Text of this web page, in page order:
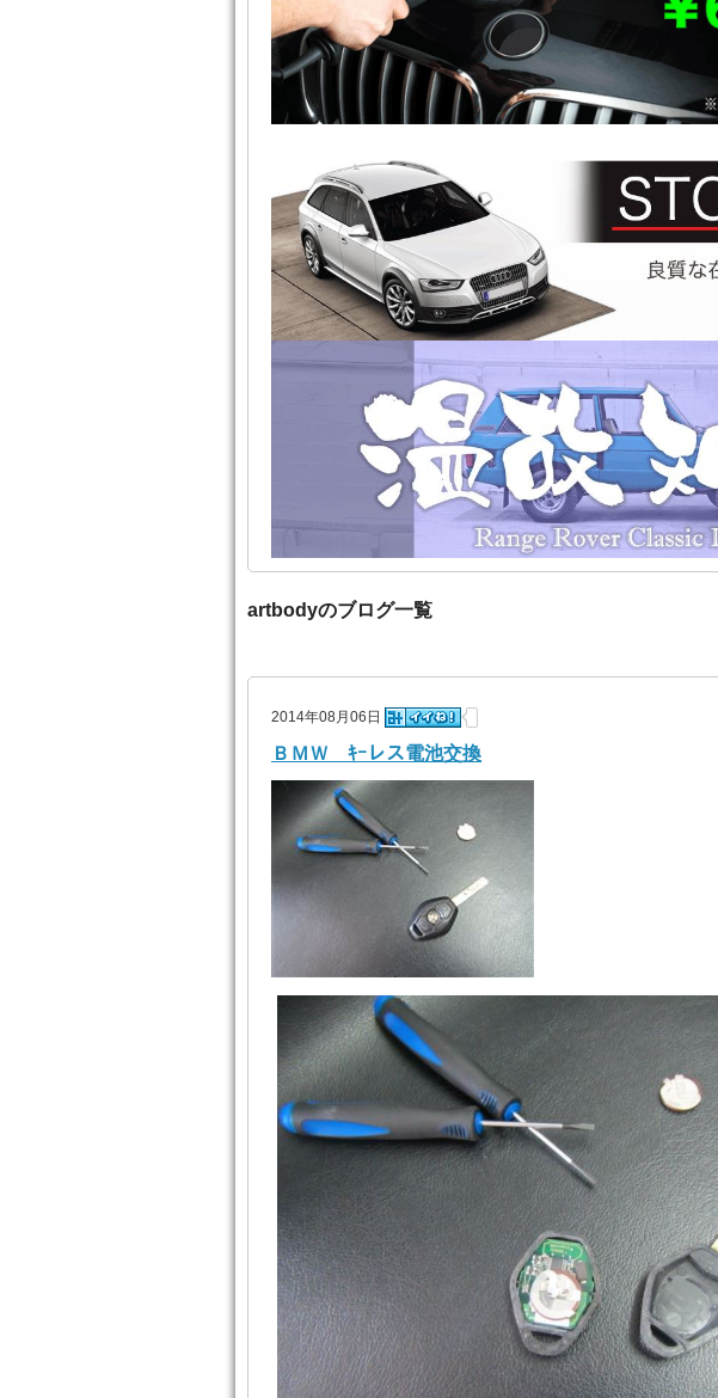
artbodyのブログ一覧
2014年08月06日
ＢＭＷ ｷｰレス電池交換